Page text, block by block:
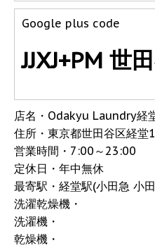
Google plus code
JJXJ+PM 世
店名・Odakyu Laundry経
住所・東京都世田谷区経堂
営業時間・7:00～23:00
定休日・年中無休
最寄駅・経堂駅(小田急 小
洗濯乾燥機・
洗濯機・
乾燥機・